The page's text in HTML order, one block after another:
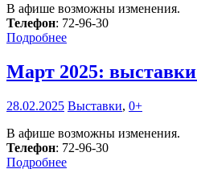
В афише возможны изменения.
Телефон: 72-96-30
Подробнее
Март 2025: выставки
28.02.2025 Выставки, 0+
В афише возможны изменения.
Телефон: 72-96-30
Подробнее